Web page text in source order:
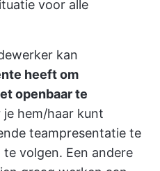
voor alle
kan
heeft om
openbaar te
je hem/haar kunt
teampresentatie te
volgen. Een andere